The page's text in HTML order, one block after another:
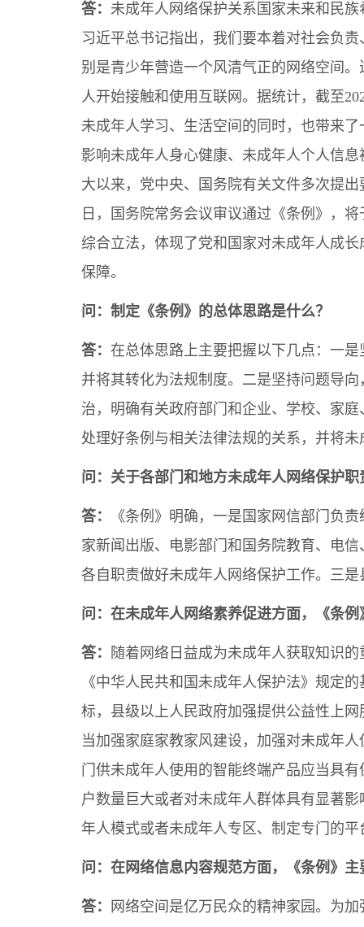
答： 未成年人网络保护关系国家未来和民
习近平总书记指出，我们要本着对社会负
别是青少年营造一个风清气正的网络空间
人开始接触和使用互联网。据统计，截至
未成年人学习、生活空间的同时，也带来
影响未成年人身心健康、未成年人个人信
大以来，党中央、国务院有关文件多次提
日，国务院常务会议审议通过《条例》，
综合立法，体现了党和国家对未成年人成
保障。
问：制定《条例》的总体思路是什么？
答： 在总体思路上主要把握以下几点：一
并将其转化为法规制度。二是坚持问题导
治，明确有关政府部门和企业、学校、家
处理好条例与相关法律法规的关系，并将
问：关于各部门和地方未成年人网络保护
答：
《条例》明确，一是国家网信部门负
家新闻出版、电影部门和国务院教育、电
各自职责做好未成年人网络保护工作。三
问：在未成年人网络素养促进方面，《条
答：
随着网络日益成为未成年人获取知识
《中华人民共和国未成年人保护法》规定
标，县级以上人民政府加强提供公益性上
当加强家庭家教家风建设，加强对未成年
门供未成年人使用的智能终端产品应当具
户数量巨大或者对未成年人群体具有显著
年人模式或者未成年人专区、制定专门的
问：在网络信息内容规范方面，《条例》
答：
网络空间是亿万民众的精神家园。为